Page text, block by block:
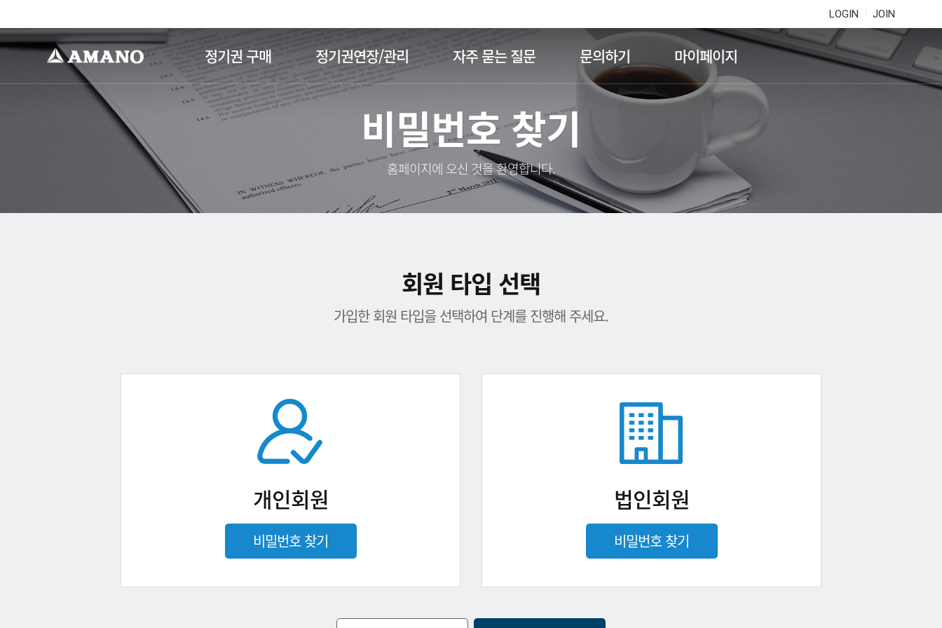
LOGIN JOIN
정기권 구매 정기권연장/관리 자주 묻는 질문 문의하기 마이페이지
비밀번호 찾기
홈페이지에 오신 것을 환영합니다.
회원 타입 선택
가입한 회원 타입을 선택하여 단계를 진행해 주세요.
개인회원
비밀번호 찾기
법인회원
비밀번호 찾기